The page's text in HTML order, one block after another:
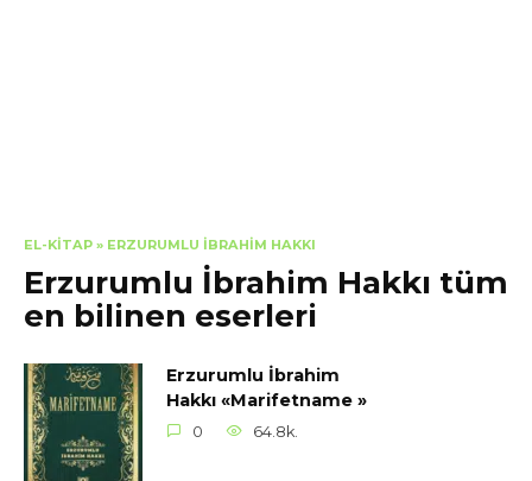
EL-KITAP » ERZURUMLU İBRAHIM HAKKI
Erzurumlu İbrahim Hakkı tüm
en bilinen eserleri
Erzurumlu İbrahim
Hakkı «Marifetname »
0 64.8k.